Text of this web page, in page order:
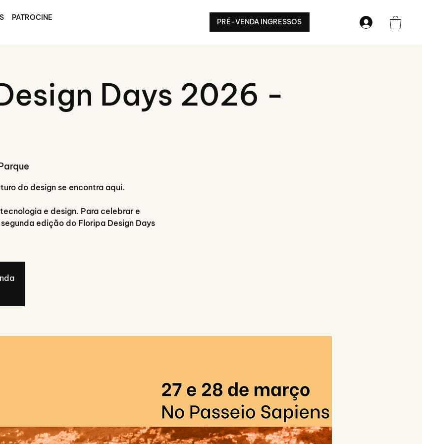
PATROCINE PRÉ-VENDA INGRESSOS
Days 2026 -
do design se encontra aqui.
e design. Para celebrar e
edição do Floripa Design Days